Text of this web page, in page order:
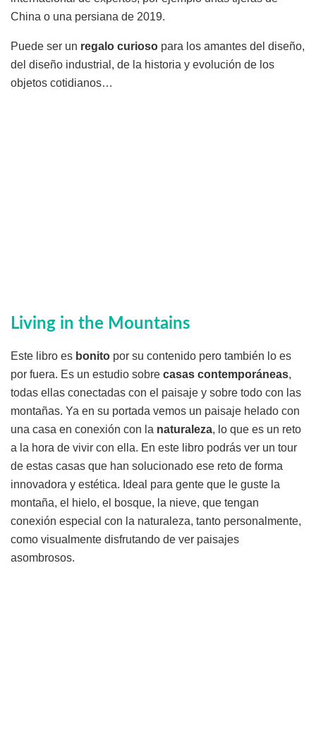
China o una persiana de 2019.
Puede ser un regalo curioso para los amantes del diseño,
del diseño industrial, de la historia y evolución de los
objetos cotidianos…
Living in the Mountains
Este libro es bonito por su contenido pero también lo es
por fuera. Es un estudio sobre casas contemporáneas,
todas ellas conectadas con el paisaje y sobre todo con las
montañas. Ya en su portada vemos un paisaje helado con
una casa en conexión con la naturaleza, lo que es un reto
a la hora de vivir con ella. En este libro podrás ver un tour
de estas casas que han solucionado ese reto de forma
innovadora y estética. Ideal para gente que le guste la
montaña, el hielo, el bosque, la nieve, que tengan
conexión especial con la naturaleza, tanto personalmente,
como visualmente disfrutando de ver paisajes
asombrosos.